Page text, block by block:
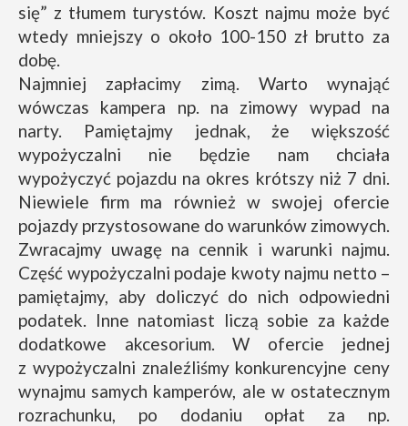
się” z tłumem turystów. Koszt najmu może być
wtedy mniejszy o około 100-150 zł brutto za
dobę.
Najmniej zapłacimy zimą. Warto wynająć
wówczas kampera np. na zimowy wypad na
narty. Pamiętajmy jednak, że większość
wypożyczalni nie będzie nam chciała
wypożyczyć pojazdu na okres krótszy niż 7 dni.
Niewiele firm ma również w swojej ofercie
pojazdy przystosowane do warunków zimowych.
Zwracajmy uwagę na cennik i warunki najmu.
Część wypożyczalni podaje kwoty najmu netto –
pamiętajmy, aby doliczyć do nich odpowiedni
podatek. Inne natomiast liczą sobie za każde
dodatkowe akcesorium. W ofercie jednej
z wypożyczalni znaleźliśmy konkurencyjne ceny
wynajmu samych kamperów, ale w ostatecznym
rozrachunku, po dodaniu opłat za np.